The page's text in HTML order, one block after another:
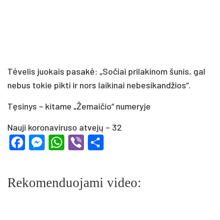
Tė­ve­lis juo­kais pa­sa­kė: „So­čiai pri­la­ki­nom šu­nis, gal
ne­bus to­kie pik­ti ir nors lai­ki­nai ne­be­si­kan­džios“.
Tę­si­nys – ki­ta­me „Že­mai­čio“ nu­me­ry­je
Nauji koronaviruso atvejų – 32
Facebook
Messenger
WhatsApp
Viber
Rekomenduojami video: